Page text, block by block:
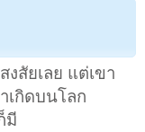
สัยเลย แต่เขา
เกิดบนโลก
มี